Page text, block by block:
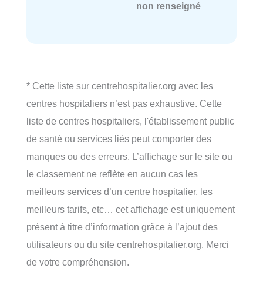
non renseigné
* Cette liste sur centrehospitalier.org avec les
centres hospitaliers n’est pas exhaustive. Cette
liste de centres hospitaliers, l'établissement public
de santé ou services liés peut comporter des
manques ou des erreurs. L’affichage sur le site ou
le classement ne reflète en aucun cas les
meilleurs services d’un centre hospitalier, les
meilleurs tarifs, etc… cet affichage est uniquement
présent à titre d’information grâce à l’ajout des
utilisateurs ou du site centrehospitalier.org. Merci
de votre compréhension.